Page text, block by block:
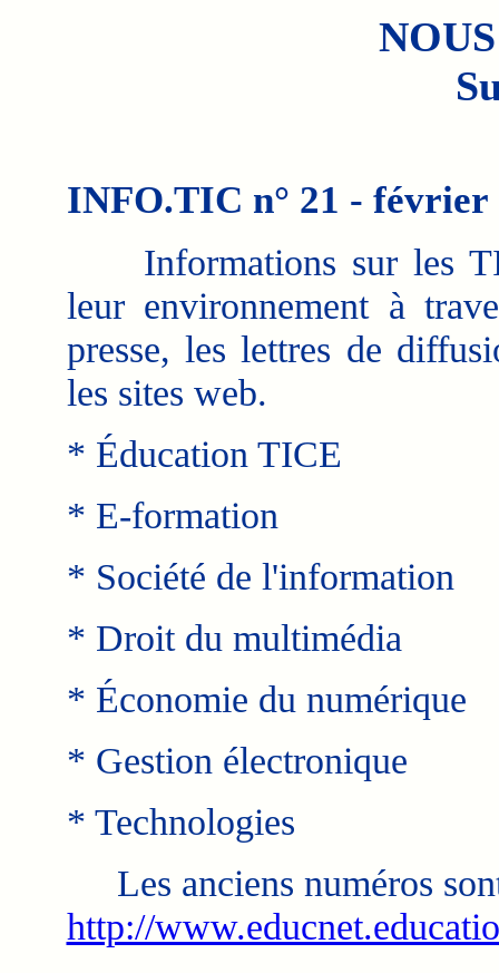
INFO.TIC n° 21 - février
Informations sur les
leur environnement à
presse, les lettres de
les sites web.
* Éducation TICE
* E-formation
* Société de l'information
* Droit du multimédia
* Économie du numérique
* Gestion électronique
* Technologies
Les anciens numéros
http://